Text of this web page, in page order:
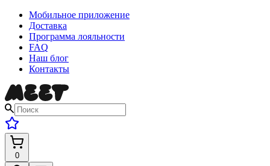
Мобильное приложение
Доставка
Программа лояльности
FAQ
Наш блог
Контакты
0